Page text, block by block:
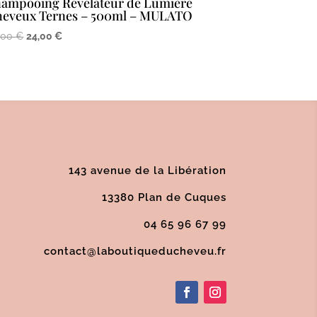
Ternes – 500ml – MULATO
€ Le
30,00 €.
24,00€Le
24,00 €.
143 avenue de la Libération
13380 Plan de Cuques
04 65 96 67 99
contact@laboutiqueducheveu.fr